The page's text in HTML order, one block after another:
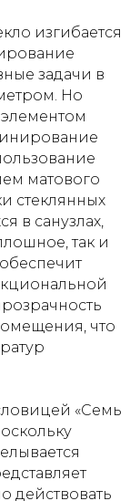
изгибается
задачи в
Но
матового
стеклянных
в санузлах,
так и
что
«Семь
действовать